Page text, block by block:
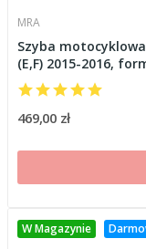
MRA
Szyba motocyklowa
(E,F) 2015-2016,
469,00 zł
W Magazynie